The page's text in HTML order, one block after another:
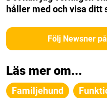
håller med och visa ditt
Följ Newsner
Läs mer om...
Familjehund